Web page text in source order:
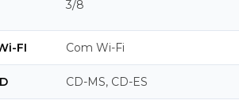
3/8
FI Com Wi-Fi
CD-MS, CD-ES